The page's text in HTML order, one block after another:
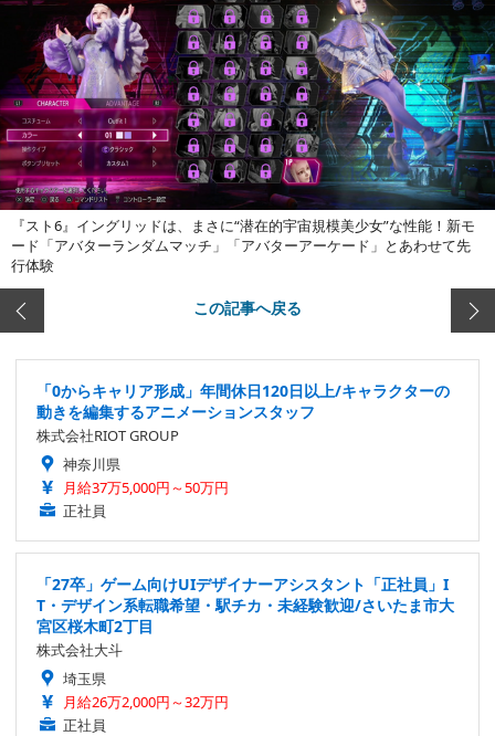
『スト6』イングリッドは、まさに“潜在的宇宙規模美少女”な性能！新モ
ード「アバターランダムマッチ」「アバターアーケード」とあわせて先
行体験
この記事へ戻る
「0からキャリア形成」年間休日120日以上/キャラクターの
動きを編集するアニメーションスタッフ
株式会社RIOT GROUP
神奈川県
月給37万5,000円～50万円
正社員
「27卒」ゲーム向けUIデザイナーアシスタント「正社員」I
T・デザイン系転職希望・駅チカ・未経験歓迎/さいたま市大
宮区桜木町2丁目
株式会社大斗
埼玉県
月給26万2,000円～32万円
正社員